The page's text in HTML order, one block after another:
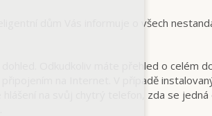
dům Vás informuje o všech
dohled. Odkudkoliv máte přehled o celém
připojením na Internet. V případě
hlášení na svůj chytrý telefon, zda se